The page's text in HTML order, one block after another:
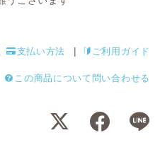
支払い方法 ご利用ガイド
この商品について問い合わせる